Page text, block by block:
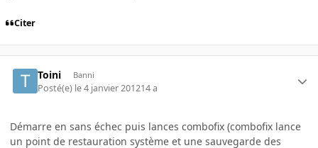
Citer
Toini Banni
Posté(e) le 4 janvier 201214 a
Démarre en sans échec puis lances combofix (combofix lance
un point de restauration système et une sauvegarde des